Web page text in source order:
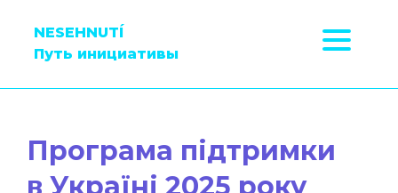
NESEHNUTÍ
Путь инициативы
Програма підтримки
в Україні 2025 року